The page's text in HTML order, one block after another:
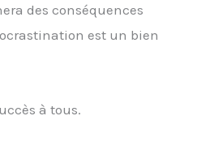
des conséquences
est un bien
à tous.